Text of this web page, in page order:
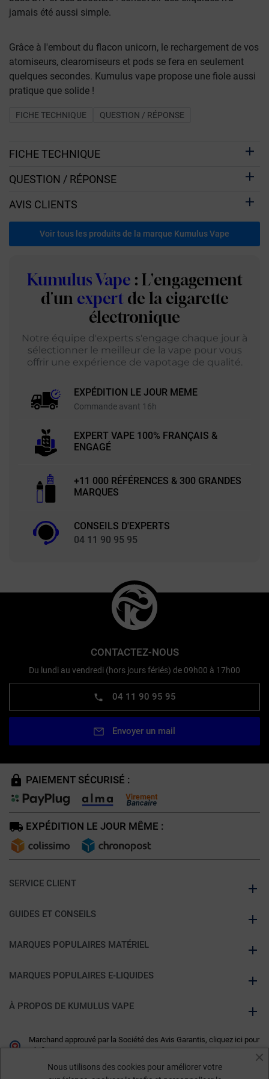
jamais été aussi simple.
Grâce à l'embout du flacon unicorn, le rechargement de vos
atomiseurs, clearomiseurs et pods se fera en seulement
quelques secondes. Kumulus vape propose une fiole aussi
pratique que solide !
FICHE TECHNIQUE QUESTION / RÉPONSE
FICHE TECHNIQUE
QUESTION / RÉPONSE
AVIS CLIENTS
Voir tous les produits de la marque Kumulus Vape
Kumulus Vape : L'engagement
d'un expert de la cigarette
électronique
Notre équipe d'experts s'engage chaque jour à
sélectionner le meilleur de la vape pour vous
offrir une expérience de vapotage de qualité.
EXPÉDITION LE JOUR MÊME
Commande avant 16h
EXPERT VAPE 100% FRANÇAIS &
ENGAGÉ
+11 000 RÉFÉRENCES & 300 GRANDES
MARQUES
CONSEILS D'EXPERTS
04 11 90 95 95
CONTACTEZ-NOUS
Du lundi au vendredi (hors jours fériés) de 09h00 à 17h00
04 11 90 95 95
Envoyer un mail
PAIEMENT SÉCURISÉ :
EXPÉDITION LE JOUR MÊME :
SERVICE CLIENT
GUIDES ET CONSEILS
MARQUES POPULAIRES MATÉRIEL
MARQUES POPULAIRES E-LIQUIDES
À PROPOS DE KUMULUS VAPE
Marchand approuvé par la Société des Avis Garantis, cliquez ici pour
vérifier.
Nous utilisons des cookies pour améliorer votre